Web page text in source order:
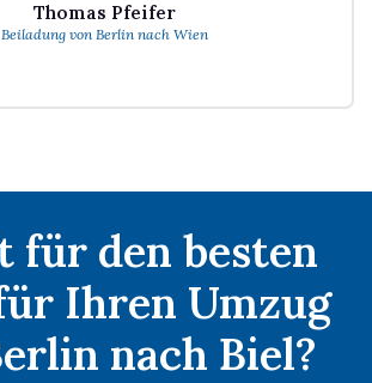
Thomas Pfeifer
Beiladung von Berlin nach Wien
für den besten
Ihren Umzug
nach Biel?